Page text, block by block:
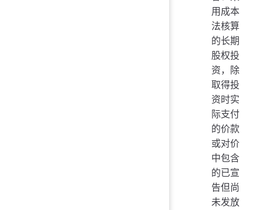
用成本
法核算
的长期
股权投
资，除
取得投
资时实
际支付
的价款
或对价
中包含
的已宣
告但尚
未发放